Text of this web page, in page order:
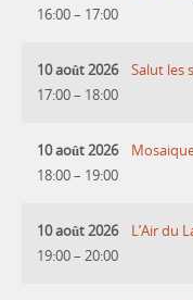
16:00– 17:00
10 août 2026
17:00– 18:00
Salut les
10 août 2026
18:00– 19:00
10 août 2026
19:00– 20:00
L’Air du